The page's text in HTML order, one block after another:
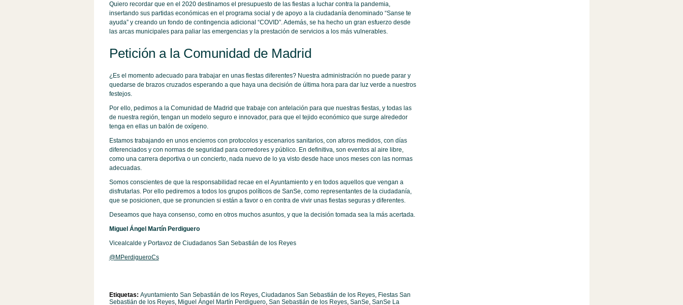
Quiero recordar que en el 2020 destinamos el presupuesto de las fiestas a luchar contra la pandemia,
insertando sus partidas económicas en el programa social y de apoyo a la ciudadanía denominado “Sanse te
ayuda” y creando un fondo de contingencia adicional “COVID”. Además, se ha hecho un gran esfuerzo desde
las arcas municipales para paliar las emergencias y la prestación de servicios a los más vulnerables.
Petición a la Comunidad de Madrid
¿Es el momento adecuado para trabajar en unas fiestas diferentes? Nuestra administración no puede parar y
quedarse de brazos cruzados esperando a que haya una decisión de última hora para dar luz verde a nuestros
festejos.
Por ello, pedimos a la Comunidad de Madrid que trabaje con antelación para que nuestras fiestas, y todas las
de nuestra región, tengan un modelo seguro e innovador, para que el tejido económico que surge alrededor
tenga en ellas un balón de oxígeno.
Estamos trabajando en unos encierros con protocolos y escenarios sanitarios, con aforos medidos, con días
diferenciados y con normas de seguridad para corredores y público. En definitiva, son eventos al aire libre,
como una carrera deportiva o un concierto, nada nuevo de lo ya visto desde hace unos meses con las normas
adecuadas.
Somos conscientes de que la responsabilidad recae en el Ayuntamiento y en todos aquellos que vengan a
disfrutarlas. Por ello pediremos a todos los grupos políticos de SanSe, como representantes de la ciudadanía,
que se posicionen, que se pronuncien si están a favor o en contra de vivir unas fiestas seguras y diferentes.
Deseamos que haya consenso, como en otros muchos asuntos, y que la decisión tomada sea la más acertada.
Miguel Ángel Martín Perdiguero
Vicealcalde y Portavoz de Ciudadanos San Sebastián de los Reyes
@MPerdigueroCs
Etiquetas: Ayuntamiento San Sebastián de los Reyes, Ciudadanos San Sebastián de los Reyes, Fiestas San
Sebastián de los Reyes, Miguel Ángel Martín Perdiguero, San Sebastián de los Reyes, SanSe, SanSe La